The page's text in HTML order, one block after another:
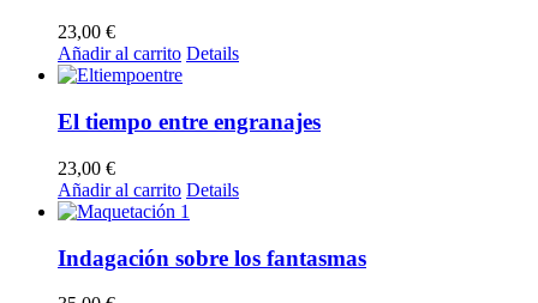
23,00 €
Añadir al carrito Details
El tiempo entre engranajes
23,00 €
Añadir al carrito Details
Indagación sobre los fantasmas